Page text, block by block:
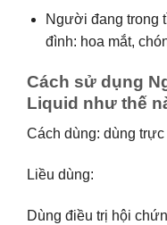
Người đang trong
đình: hoa mắt,
Cách sử dụng
Liquid như thế
Cách dùng: dùng
Liều dùng:
Dùng điều trị hội